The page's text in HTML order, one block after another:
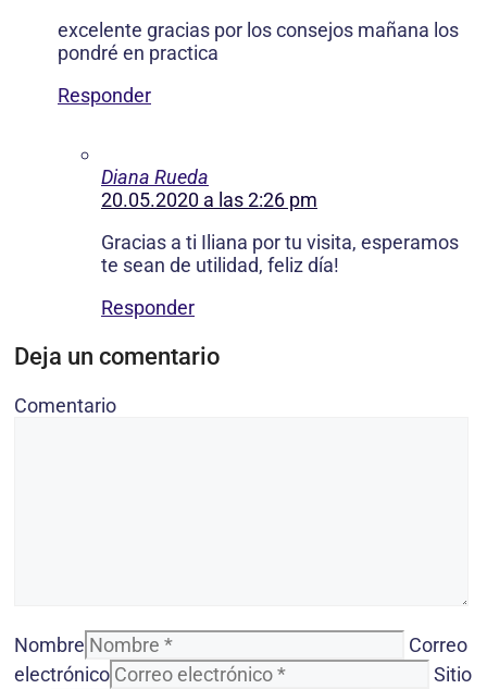
excelente gracias por los consejos mañana los
pondré en practica
Responder
Diana Rueda
20.05.2020 a las 2:26 pm
Gracias a ti Iliana por tu visita, esperamos
te sean de utilidad, feliz día!
Responder
Deja un comentario
Comentario
Nombre
Correo
electrónico
Sitio